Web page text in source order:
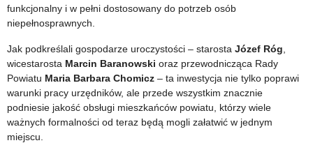
funkcjonalny i w pełni dostosowany do potrzeb osób
niepełnosprawnych.
Jak podkreślali gospodarze uroczystości – starosta Józef Róg
wicestarosta Marcin Baranowski oraz przewodnicząca Rady
Powiatu Maria Barbara Chomicz – ta inwestycja nie tylko poprawi
warunki pracy urzędników, ale przede wszystkim znacznie
podniesie jakość obsługi mieszkańców powiatu, którzy wiele
ważnych formalności od teraz będą mogli załatwić w jednym
miejscu.